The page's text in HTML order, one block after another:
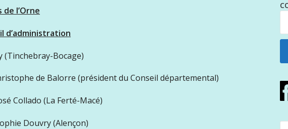
l’Orne
d’administration
(Tinchebray-Bocage)
de Balorre (président du Conseil départemental)
Collado (La Ferté-Macé)
Douvry (Alençon)